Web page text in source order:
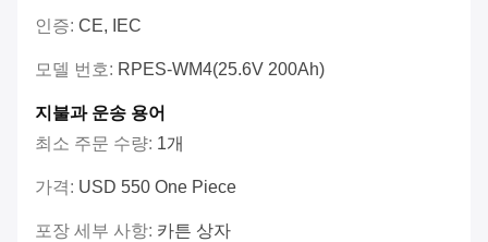
인증: CE, IEC
모델 번호: RPES-WM4(25.6V 200Ah)
지불과 운송 용어
최소 주문 수량: 1개
가격: USD 550 One Piece
포장 세부 사항: 카튼 상자